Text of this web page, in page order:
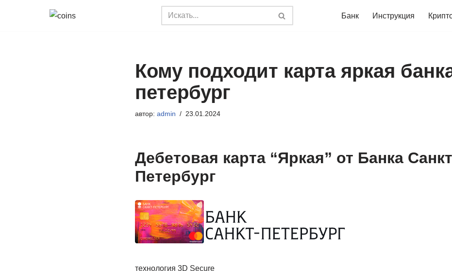
Банк Инструкция
Кому подходит карта яркая
петербург
автор: admin 23.01.2024
Дебетовая карта “Яркая” от Банка
Петербург
технология 3D Secure